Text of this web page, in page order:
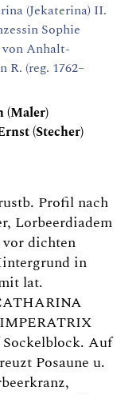
(Jekaterina) II.
Sophie
Anhalt-
R. (reg. 1762–
(Maler)
(Stecher)
Profil nach
Lorbeerdiadem
dichten
in
lat.
Sockelblock. Auf
Posaune u.